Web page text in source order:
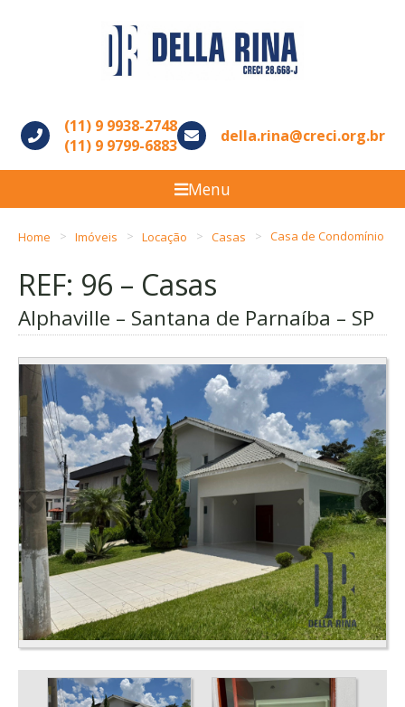
(11) 9 9938-2748
(11) 9 9799-6883
della.rina@creci.org.br
Menu
Home Imóveis Locação Casas Casa de Condomínio
REF: 96 – Casas
Alphaville – Santana de Parnaíba – SP